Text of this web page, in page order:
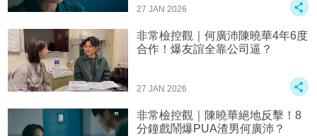
27 JAN 2026
非常檢控觀｜何廣沛陳曉華4年6度
合作！爆友誼全靠公司逼？
27 JAN 2026
非常檢控觀｜陳曉華絕地反擊！8
分鐘戲鬧爆PUA渣男何廣沛？